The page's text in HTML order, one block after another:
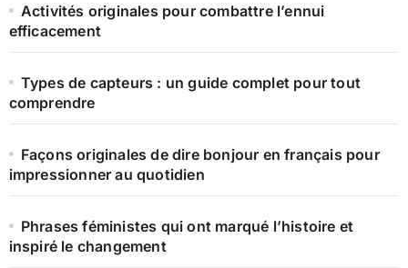
Activités originales pour combattre l’ennui
efficacement
Types de capteurs : un guide complet pour tout
comprendre
Façons originales de dire bonjour en français pour
impressionner au quotidien
Phrases féministes qui ont marqué l’histoire et
inspiré le changement